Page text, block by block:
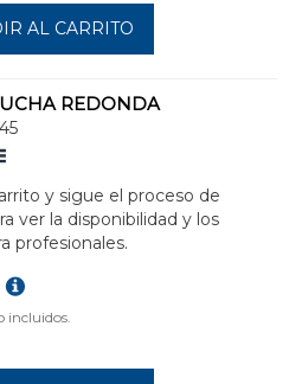
AL CARRITO
REDONDA
y sigue el proceso de
ver la disponibilidad y los
profesionales.
incluidos.